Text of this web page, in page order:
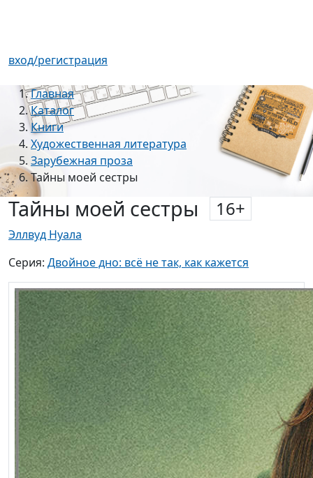
вход/регистрация
Главная
Каталог
Книги
Художественная литература
Зарубежная проза
Тайны моей сестры
Тайны моей сестры 16+
Эллвуд Нуала
Серия: Двойное дно: всё не так, как кажется